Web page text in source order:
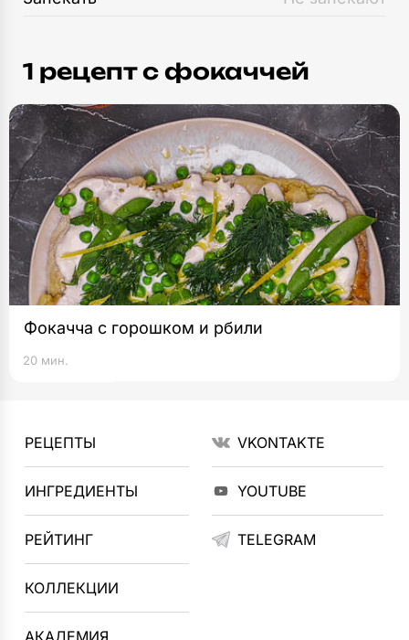
1 рецепт c фокаччей
Фокачча с горошком и рбили
20 мин.
РЕЦЕПТЫ
ИНГРЕДИЕНТЫ
РЕЙТИНГ
КОЛЛЕКЦИИ
АКАДЕМИЯ
VKONTAKTE
YOUTUBE
TELEGRAM